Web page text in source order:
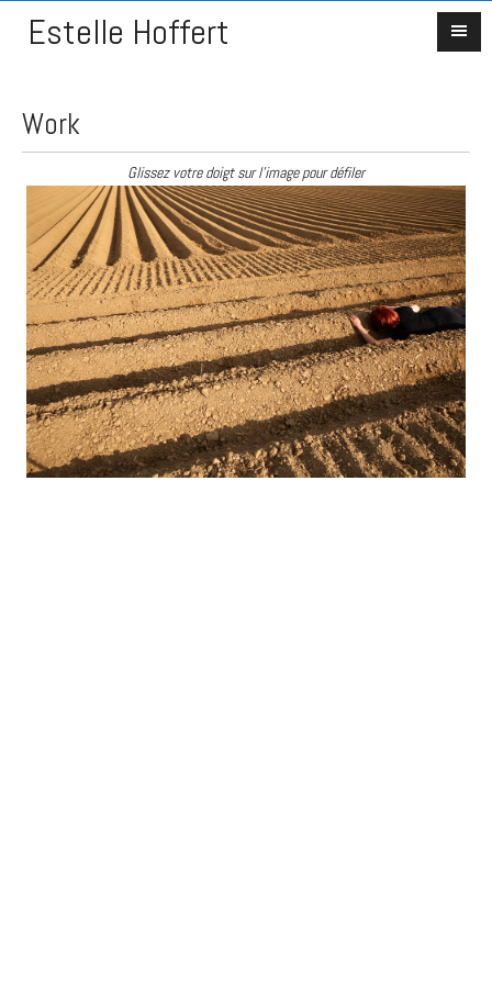
Estelle Hoffert
Work
Glissez votre doigt sur l'image pour défiler